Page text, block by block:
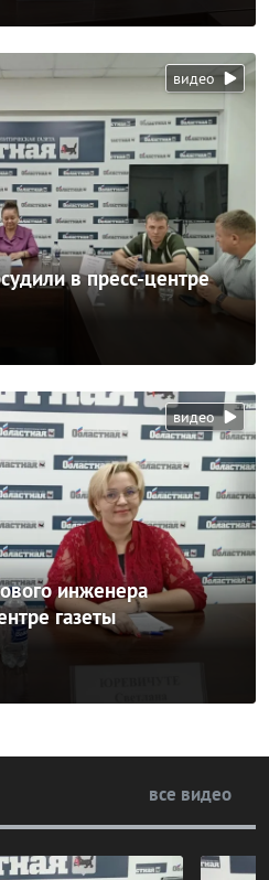
видео
ребенок, получающий
видео
в пресс-центре газеты
все видео